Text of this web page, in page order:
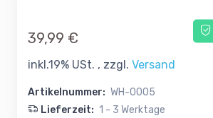
39,99 €
inkl.19% USt. , zzgl. Versand
Artikelnummer: WH-0005
Lieferzeit: 1 - 3 Werktage